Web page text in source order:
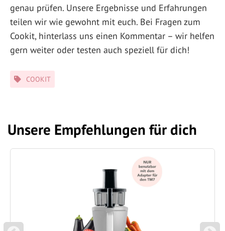
genau prüfen. Unsere Ergebnisse und Erfahrungen
teilen wir wie gewohnt mit euch. Bei Fragen zum
Cookit, hinterlass uns einen Kommentar – wir helfen
gern weiter oder testen auch speziell für dich!
Schlagwörter
COOKIT
Unsere Empfehlungen für dich